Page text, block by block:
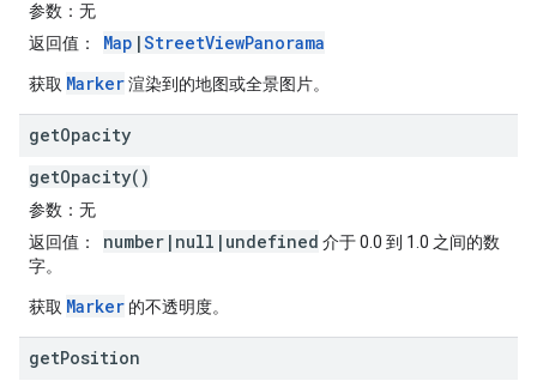
参数 ：无
返回值 ： Map |StreetViewPanorama
获取 Marker渲染到的地图或全景图片。
getOpacity
getOpacity()
参数 ：无
返回值 ： number|null|undefined 介于 0.0 到 1.0 之间的数
字。
获取 Marker 的不透明度。
getPosition